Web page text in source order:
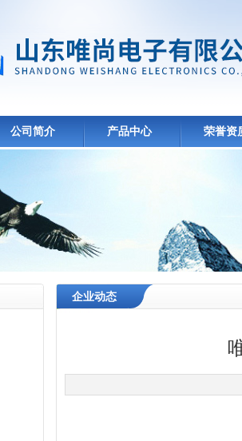
公司简介 产品中心 荣誉资
企业动态